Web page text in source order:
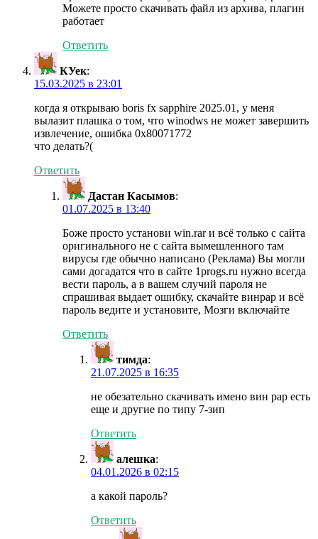
Можете просто скачивать файл из архива, плагин
работает
Ответить
КУек:
15.03.2025 в 23:01
когда я открываю boris fx sapphire 2025.01, у меня
вылазит плашка о том, что winodws не может завершить
извлечение, ошибка 0x80071772
что делать?(
Ответить
Дастан Касымов:
01.07.2025 в 13:40
Боже просто установи win.rar и всё только с сайта
оригинального не с сайта вымешленного там
вирусы где обычно написано (Реклама) Вы могли
сами догадатся что в сайте 1progs.ru нужно всегда
вести пароль, а в вашем случий пароля не
спрашивая выдает ошибку, скачайте винрар и всё
пароль ведите и установите, Мозги включайте
Ответить
тимда:
21.07.2025 в 16:35
не обезательно скачивать имено вин рар есть
еще и другие по типу 7-зип
Ответить
алешка:
04.01.2026 в 02:15
а какой пароль?
Ответить